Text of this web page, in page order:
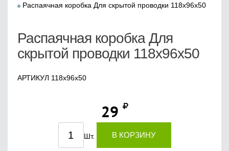
Распаячная коробка Для скрытой проводки 118х96х50
Распаячная коробка Для
скрытой проводки 118х96х50
АРТИКУЛ 118х96х50
29
Шт. В КОРЗИНУ